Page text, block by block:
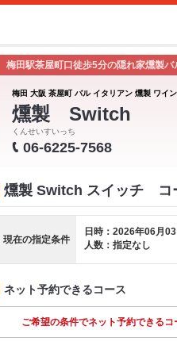
梅田駅茶屋町口徒歩5分の隠れ家燻製
梅田 大阪 茶屋町 バル イタリアン 燻製 ワイ
燻製 Switch
くんせいすいっち
06-6225-7568
燻製 Switch スイッチ コ
現在の指定条件
日時：2026年06月03
人数：指定なし
ネット予約できるコース
ご希望の条件でネット予約できる